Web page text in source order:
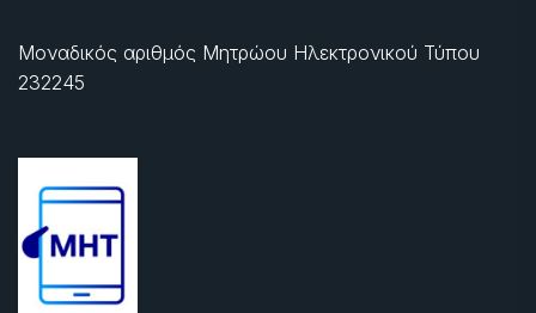
Μοναδικός αριθμός Μητρώου Ηλεκτρονικού Τύπου
232245